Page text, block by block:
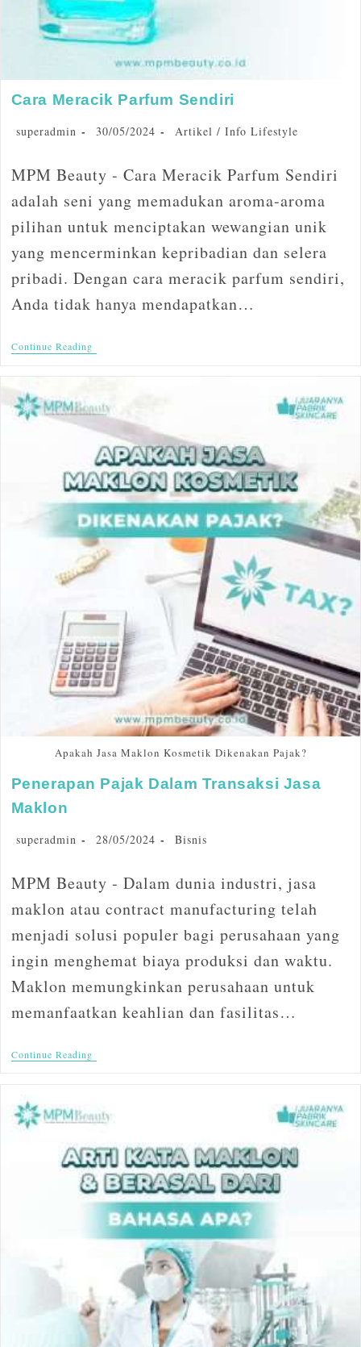
Cara Meracik Parfum Sendiri
superadmin 30/05/2024 Artikel / Info Lifestyle
MPM Beauty - Cara Meracik Parfum Sendiri
adalah seni yang memadukan aroma-aroma
pilihan untuk menciptakan wewangian unik
yang mencerminkan kepribadian dan selera
pribadi. Dengan cara meracik parfum sendiri,
Anda tidak hanya mendapatkan…
Continue Reading
Apakah Jasa Maklon Kosmetik Dikenakan Pajak?
Penerapan Pajak Dalam Transaksi Jasa
Maklon
superadmin 28/05/2024 Bisnis
MPM Beauty - Dalam dunia industri, jasa
maklon atau contract manufacturing telah
menjadi solusi populer bagi perusahaan yang
ingin menghemat biaya produksi dan waktu.
Maklon memungkinkan perusahaan untuk
memanfaatkan keahlian dan fasilitas…
Continue Reading